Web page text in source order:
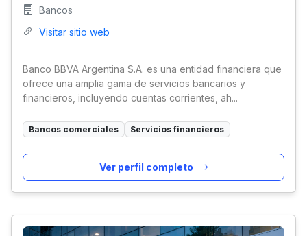
Bancos
Visitar sitio web
Banco BBVA Argentina S.A. es una entidad financiera que
ofrece una amplia gama de servicios bancarios y
financieros, incluyendo cuentas corrientes, ah...
Bancos comerciales Servicios financieros
Ver perfil completo